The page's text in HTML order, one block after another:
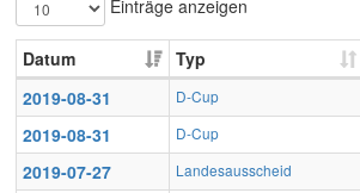
Einträge anzeigen
Datum
Typ
2019-08-31
D-Cup
2019-08-31 D-Cup
2019-07-27 Landesausscheid